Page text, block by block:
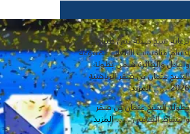
برعاية شيخ قبيلة بني ظبيان..
اختتام منافسات الألعاب المتنوعة
والبادل والطائرة ضمن بطولة
الشيخ عثمان بن صقر الرياضية
2026 .....
المزيد
بطولة الشيخ عثمان بن صقر
والنشاط الثقافي .....المزيد